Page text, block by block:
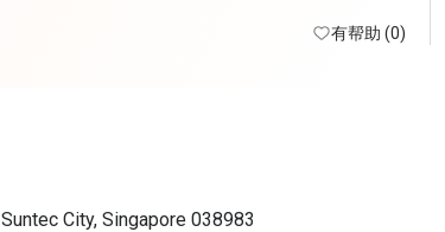
有帮助 (0)
City, Singapore 038983